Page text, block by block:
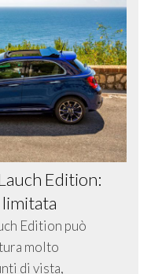
Edition:
Edition può
molto
di vista,